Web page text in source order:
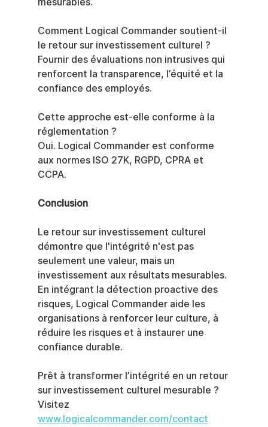
Comment Logical Commander soutient-il
le retour sur investissement culturel ?
Fournir des évaluations non intrusives qui
renforcent la transparence, l’équité et la
confiance des employés.
Cette approche est-elle conforme à la
réglementation ?
Oui. Logical Commander est conforme
aux normes ISO 27K, RGPD, CPRA et
CCPA.
Conclusion
Le retour sur investissement culturel
démontre que l'intégrité n'est pas
seulement une valeur, mais un
investissement aux résultats mesurables.
En intégrant la détection proactive des
risques, Logical Commander aide les
organisations à renforcer leur culture, à
réduire les risques et à instaurer une
confiance durable.
Prêt à transformer l’intégrité en un retour
sur investissement culturel mesurable ?
Visitez
www.logicalcommander.com/contact